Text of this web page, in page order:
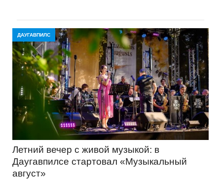
ДАУГАВПИЛС
Летний вечер с живой музыкой: в
Даугавпилсе стартовал «Музыкальный
август»